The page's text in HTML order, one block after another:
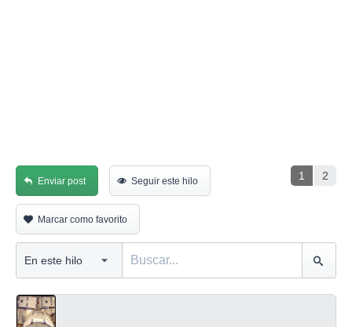
1 2
Enviar post Seguir este hilo
Marcar como favorito